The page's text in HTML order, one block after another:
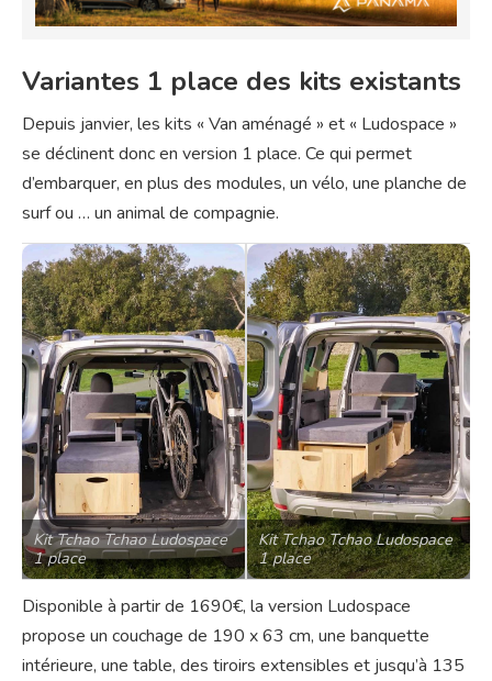
Variantes 1 place des kits existants
Depuis janvier, les kits « Van aménagé » et « Ludospace »
se déclinent donc en version 1 place. Ce qui permet
d’embarquer, en plus des modules, un vélo, une planche de
surf ou … un animal de compagnie.
Kit Tchao Tchao Ludospace
1 place
Kit Tchao Tchao Ludospace
1 place
Disponible à partir de 1690€, la version Ludospace
propose un couchage de 190 x 63 cm, une banquette
intérieure, une table, des tiroirs extensibles et jusqu’à 135